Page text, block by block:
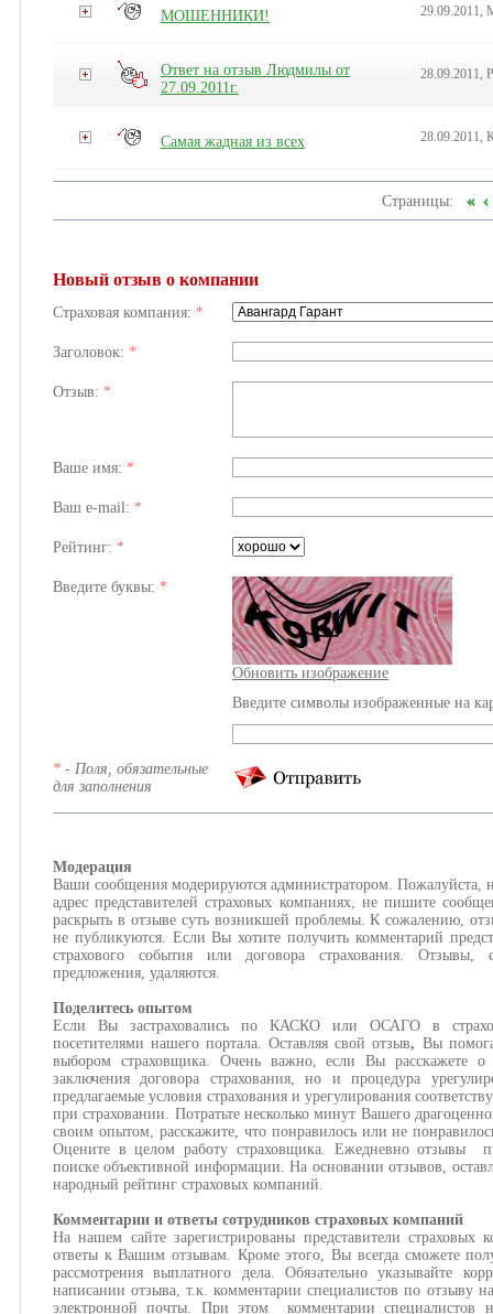
МОШЕННИКИ! 29.09.2011,
Ответ на отзыв Людмилы от
27.09.2011г.
28.09.2011,
Самая жадная из всех 28.09.2011,
Страницы:
Новый отзыв о компании
Страховая компания: *
Заголовок: *
Отзыв: *
Ваше имя: *
Ваш e-mail: *
Рейтинг: *
Введите буквы: *
Обновить изображение
Введите символы изображенные на
* - Поля, обязательные
для заполнения
Модерация
Ваши сообщения модерируются администратором. Пожалуйста,
адрес представителей страховых компаниях, не пишите
раскрыть в отзыве суть возникшей проблемы. К сожалению,
не публикуются. Если Вы хотите получить комментарий
страхового события или договора страхования.
предложения, удаляются.
Поделитесь опытом
Если Вы застраховались по КАСКО или ОСАГО в
посетителями нашего портала. Оставляя свой отзыв, Вы
выбором страховщика. Очень важно, если Вы расскажете
заключения договора страхования, но и процедура
предлагаемые условия страхования и урегулирования
при страховании. Потратьте несколько минут Вашего
своим опытом, расскажите, что понравилось или не
Оцените в целом работу страховщика. Ежедневно отзывы
поиске объективной информации. На основании отзывов,
народный рейтинг страховых компаний.
Комментарии и ответы сотрудников страховых компаний
На нашем сайте зарегистрированы представители
ответы к Вашим отзывам. Кроме этого, Вы всегда сможете
рассмотрения выплатного дела. Обязательно указывайте
написании отзыва, т.к. комментарии специалистов по отзыву
электронной почты. При этом комментарии специалистов